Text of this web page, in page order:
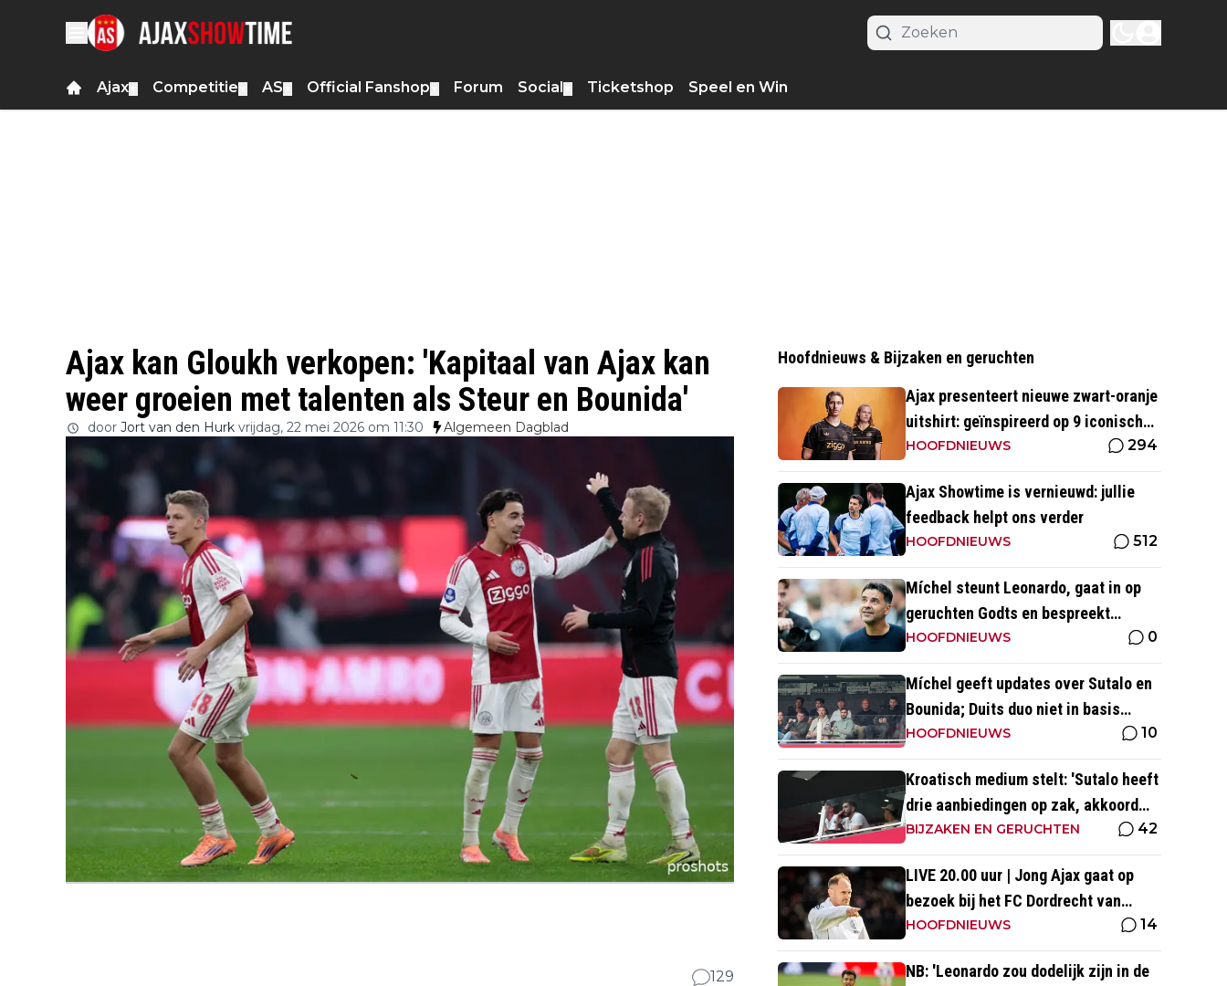
Ajax Competitie AS Official Fanshop Forum Social Ticketshop Speel en Win
Ajax kan Gloukh verkopen: 'Kapitaal van Ajax kan
weer groeien met talenten als Steur en Bounida'
door Jort van den Hurk vrijdag, 22 mei 2026 om 11:30 Algemeen Dagblad
129
Hoofdnieuws & Bijzaken en geruchten
Ajax presenteert nieuwe zwart-oranje
uitshirt: geïnspireerd op 9 iconische
momenten uit clubhistorie
HOOFDNIEUWS 294
Ajax Showtime is vernieuwd: jullie
feedback helpt ons verder
HOOFDNIEUWS 512
Míchel steunt Leonardo, gaat in op
geruchten Godts en bespreekt
toekomst Baas bij Ajax
HOOFDNIEUWS 0
Míchel geeft updates over Sutalo en
Bounida; Duits duo niet in basis
tegen PEC Zwolle
HOOFDNIEUWS 10
Kroatisch medium stelt: 'Sutalo heeft
drie aanbiedingen op zak, akkoord
blijft nog uit'
BIJZAKEN EN GERUCHTEN 42
LIVE 20.00 uur | Jong Ajax gaat op
bezoek bij het FC Dordrecht van
Nuijten
HOOFDNIEUWS 14
NB: 'Leonardo zou dodelijk zijn in de